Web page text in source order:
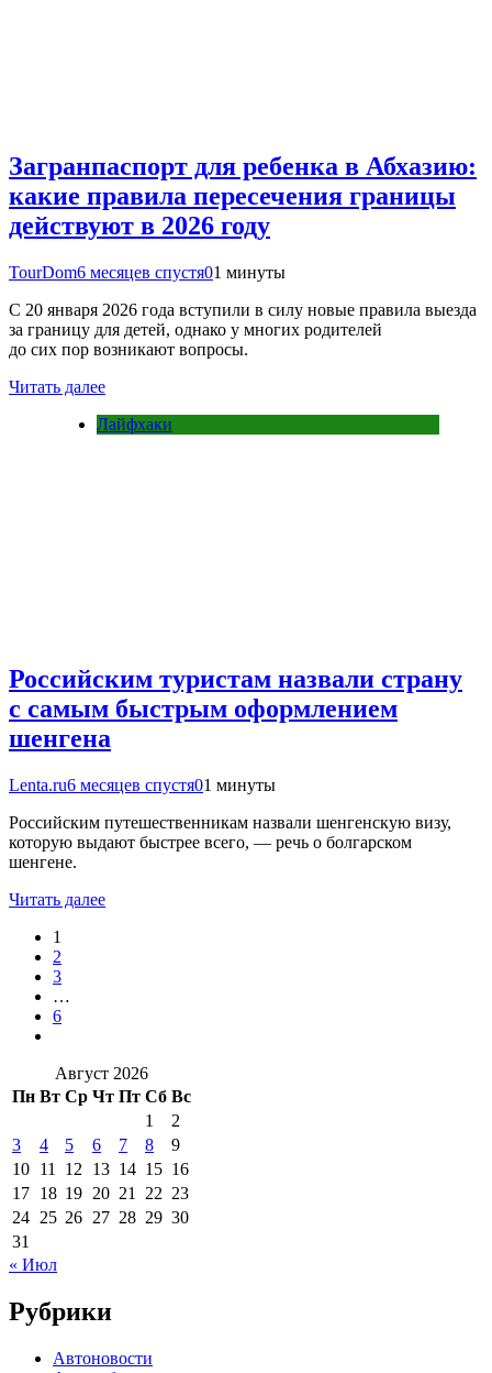
Загранпаспорт для ребенка в Абхазию:
какие правила пересечения границы
действуют в 2026 году
TourDom6 месяцев спустя01 минуты
С 20 января 2026 года вступили в силу новые правила выезда
за границу для детей, однако у многих родителей
до сих пор возникают вопросы.
Читать далее
Лайфхаки
Российским туристам назвали страну
с самым быстрым оформлением
шенгена
Lenta.ru6 месяцев спустя01 минуты
Российским путешественникам назвали шенгенскую визу,
которую выдают быстрее всего, — речь о болгарском
шенгене.
Читать далее
1
2
3
…
6
Август 2026
Пн Вт Ср Чт Пт Сб Вс
1
2
3
4 5 6 7 8
9
10 11 12 13 14 15 16
17 18 19 20 21 22 23
24 25 26 27 28 29 30
31
« Июл
Рубрики
Автоновости